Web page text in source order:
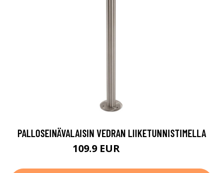
PALLOSEINÄVALAISIN VEDRAN LIIKETUNNISTIMELLA
109.9 EUR